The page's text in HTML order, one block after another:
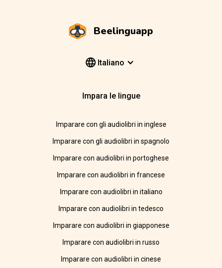
Beelinguapp
Italiano
Impara le lingue
Imparare con gli audiolibri in inglese
Imparare con gli audiolibri in spagnolo
Imparare con audiolibri in portoghese
Imparare con audiolibri in francese
Imparare con audiolibri in italiano
Imparare con audiolibri in tedesco
Imparare con audiolibri in giapponese
Imparare con audiolibri in russo
Imparare con audiolibri in cinese